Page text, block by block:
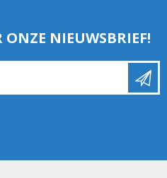
NIEUWSBRIEF!